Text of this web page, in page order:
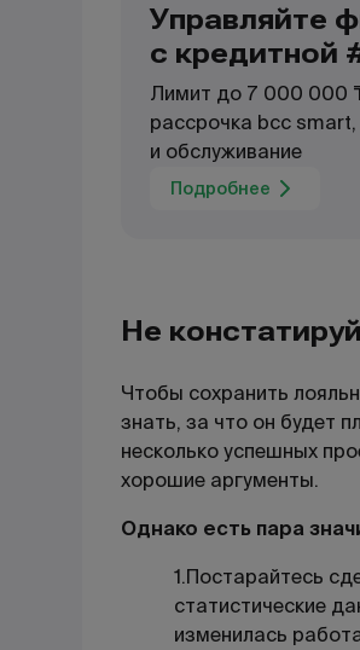
Управляйте
с кредитной
Лимит до 7 000 000
рассрочка bcc
и обслуживание
Подробнее
Не
Чтобы сохранить
знать, за что он будет
несколько успешных
хорошие аргументы.
Однако есть пара
1.Постарайтесь
статистические
изменилась